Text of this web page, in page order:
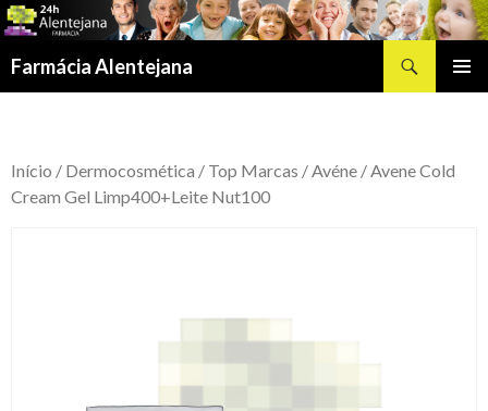
Farmácia Alentejana
Início / Dermocosmética / Top Marcas / Avéne / Avene Cold
Cream Gel Limp400+Leite Nut100